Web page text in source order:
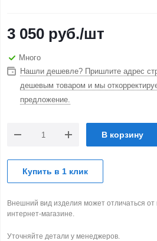
3 050 руб./шт
Много
Нашли дешевле? Пришлите адрес
дешевым товаром и мы
предложение.
В корзину
Купить в 1 клик
Внешний вид изделия может отличаться
интернет-магазине.
Уточняйте детали у менеджеров.